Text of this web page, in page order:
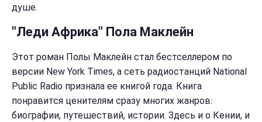
душе.
"Леди Африка" Пола Маклейн
Этот роман Полы Маклейн стал бестселлером по
версии New York Times, а сеть радиостанций National
Public Radio признала ее книгой года. Книга
понравится ценителям сразу многих жанров:
биографии, путешествий, истории. Здесь и о Кении, и